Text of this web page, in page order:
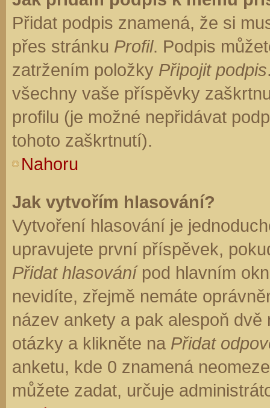
Přidat podpis znamená, že si
přes stránku Profil. Podpis
zatržením položky Připojit podpis
všechny vaše příspěvky
profilu (je možné nepřidávat
tohoto zaškrtnutí).
Nahoru
Jak vytvořím hlasování?
Vytvoření hlasování je
upravujete první příspěvek,
Přidat hlasovánípod hlavním
nevidíte, zřejmě nemáte
název ankety a pak alespoň
otázky a klikněte na Přidat
anketu, kde 0 znamená
můžete zadat, určuje